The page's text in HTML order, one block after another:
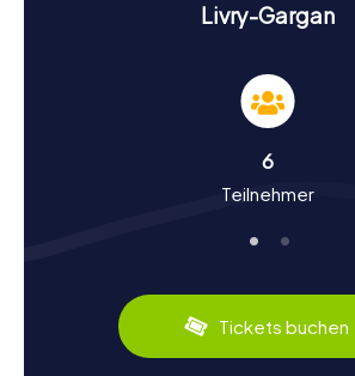
Geschichte und Kultur bei der
Während der myCityHunt
erfahrt ihr viel über die Geschichte und
Geschichte, die bis ins Mittelalter
ihr, dass das Château de la Forêt einst
Oder dass die Église Notre-Dame-de-
beherbergt? Neben historischen
kulinarische Spezialitäten der Region
unbedingt das lokale Gebäck „Brioche
Genuss für jeden Gaumen!
Livry-Gargan
6
Teilnehmer
Tickets buchen